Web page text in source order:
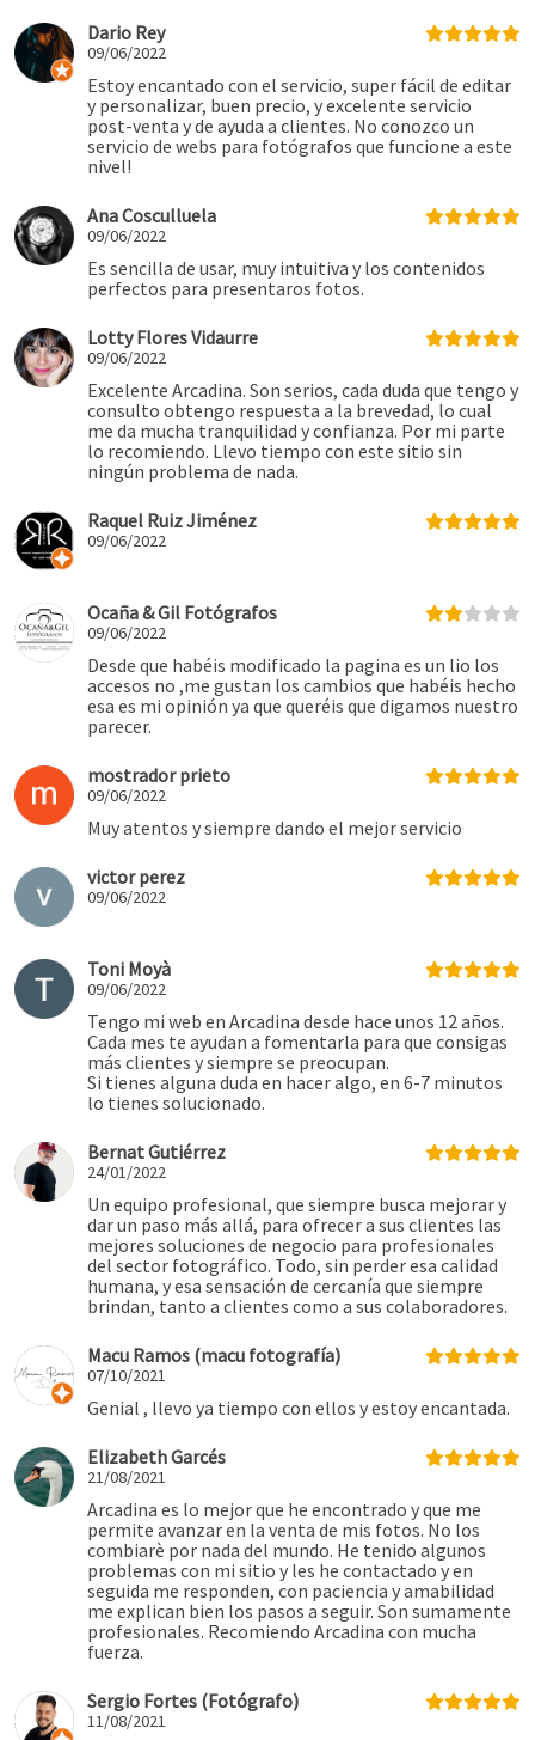
Dario Rey
09/06/2022
Estoy encantado con el servicio, super fácil de editar
y personalizar, buen precio, y excelente servicio
post-venta y de ayuda a clientes. No conozco un
servicio de webs para fotógrafos que funcione a este
nivel!
Ana Cosculluela
09/06/2022
Es sencilla de usar, muy intuitiva y los contenidos
perfectos para presentaros fotos.
Lotty Flores Vidaurre
09/06/2022
Excelente Arcadina. Son serios, cada duda que tengo y
consulto obtengo respuesta a la brevedad, lo cual
me da mucha tranquilidad y confianza. Por mi parte
lo recomiendo. Llevo tiempo con este sitio sin
ningún problema de nada.
Raquel Ruiz Jiménez
09/06/2022
Ocaña & Gil Fotógrafos
09/06/2022
Desde que habéis modificado la pagina es un lio los
accesos no ,me gustan los cambios que habéis hecho
esa es mi opinión ya que queréis que digamos nuestro
parecer.
mostrador prieto
09/06/2022
Muy atentos y siempre dando el mejor servicio
victor perez
09/06/2022
Toni Moyà
09/06/2022
Tengo mi web en Arcadina desde hace unos 12 años.
Cada mes te ayudan a fomentarla para que consigas
más clientes y siempre se preocupan.
Si tienes alguna duda en hacer algo, en 6-7 minutos
lo tienes solucionado.
Bernat Gutiérrez
24/01/2022
Un equipo profesional, que siempre busca mejorar y
dar un paso más allá, para ofrecer a sus clientes las
mejores soluciones de negocio para profesionales
del sector fotográfico. Todo, sin perder esa calidad
humana, y esa sensación de cercanía que siempre
brindan, tanto a clientes como a sus colaboradores.
Macu Ramos (macu fotografía)
07/10/2021
Genial , llevo ya tiempo con ellos y estoy encantada.
Elizabeth Garcés
21/08/2021
Arcadina es lo mejor que he encontrado y que me
permite avanzar en la venta de mis fotos. No los
combiarè por nada del mundo. He tenido algunos
problemas con mi sitio y les he contactado y en
seguida me responden, con paciencia y amabilidad
me explican bien los pasos a seguir. Son sumamente
profesionales. Recomiendo Arcadina con mucha
fuerza.
Sergio Fortes (Fotógrafo)
11/08/2021